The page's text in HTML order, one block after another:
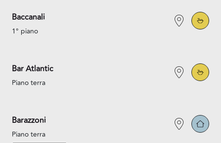
Baccanali
1° piano
Bar Atlantic
Piano terra
Barazzoni
Piano terra